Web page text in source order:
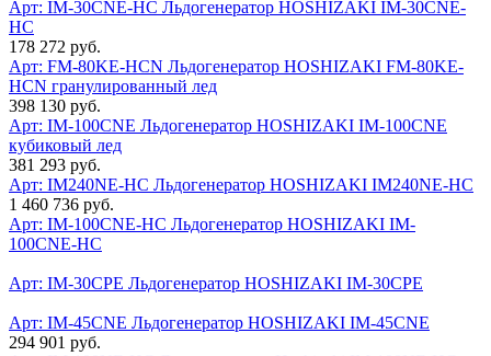
Арт: IM-30CNE-HC Льдогенератор HOSHIZAKI IM-30CNE-
HC
178 272 руб.
Арт: FM-80KE-HCN Льдогенератор HOSHIZAKI FM-80KE-
HCN гранулированный лед
398 130 руб.
Арт: IM-100CNE Льдогенератор HOSHIZAKI IM-100CNE
кубиковый лед
381 293 руб.
Арт: IM240NE-HC Льдогенератор HOSHIZAKI IM240NE-НС
1 460 736 руб.
Арт: IM-100CNE-HC Льдогенератор HOSHIZAKI IM-
100CNE-HC
Арт: IM-30CPE Льдогенератор HOSHIZAKI IM-30CPE
Арт: IM-45CNE Льдогенератор HOSHIZAKI IM-45CNE
294 901 руб.